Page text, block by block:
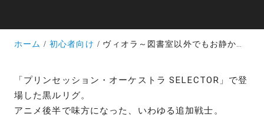
ホーム 初心者向け ヴィオラ～図書室以外でもお静かに願います
「プリンセッション・オーケストラ SELECTOR」で登
場した黒ルリグ。
アニメ後半で味方になった、いわゆる追加戦士。